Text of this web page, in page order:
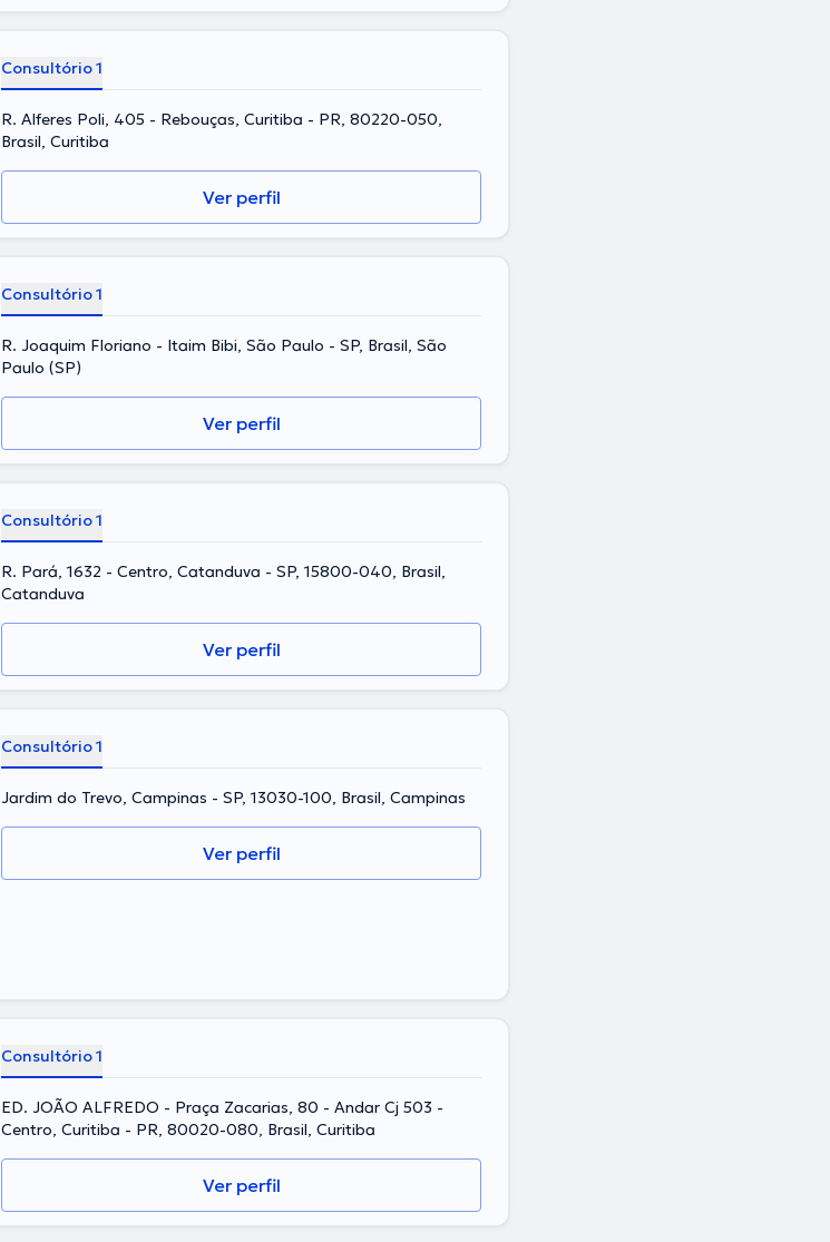
Consultório 1
R. Alferes Poli, 405 - Rebouças, Curitiba - PR, 80220-050,
Brasil, Curitiba
Ver perfil
Consultório 1
R. Joaquim Floriano - Itaim Bibi, São Paulo - SP, Brasil, São
Paulo (SP)
Ver perfil
Consultório 1
R. Pará, 1632 - Centro, Catanduva - SP, 15800-040, Brasil,
Catanduva
Ver perfil
Consultório 1
Jardim do Trevo, Campinas - SP, 13030-100, Brasil, Campinas
Ver perfil
Consultório 1
ED. JOÃO ALFREDO - Praça Zacarias, 80 - Andar Cj 503 -
Centro, Curitiba - PR, 80020-080, Brasil, Curitiba
Ver perfil